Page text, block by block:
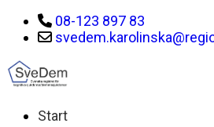
08-123 897 83
Start